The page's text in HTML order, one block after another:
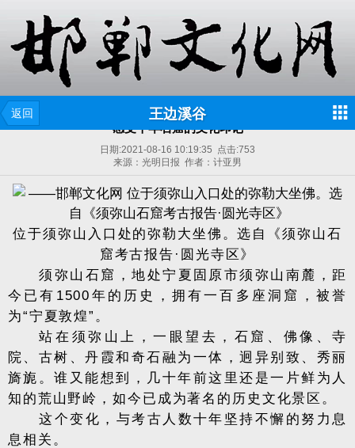
返回 王边溪谷
感受千年石窟的文化印记
日期:2021-08-16 10:19:35 点击:753
来源：光明日报 作者：计亚男
位于须弥山入口处的弥勒大坐佛。选自《须弥山石
窟考古报告·圆光寺区》
须弥山石窟，地处宁夏固原市须弥山南麓，距
今已有1500年的历史，拥有一百多座洞窟，被誉
为“宁夏敦煌”。
站在须弥山上，一眼望去，石窟、佛像、寺
院、古树、丹霞和奇石融为一体，迥异别致、秀丽
旖旎。谁又能想到，几十年前这里还是一片鲜为人
知的荒山野岭，如今已成为著名的历史文化景区。
这个变化，与考古人数十年坚持不懈的努力息
息相关。